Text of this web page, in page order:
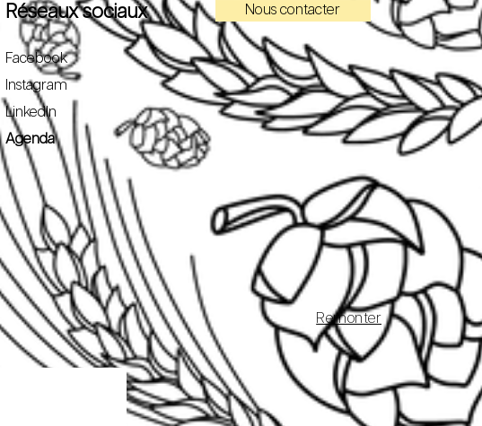
Réseaux sociaux
Facebook
Instagram
LinkedIn
Agenda
Nous contacter
Remonter